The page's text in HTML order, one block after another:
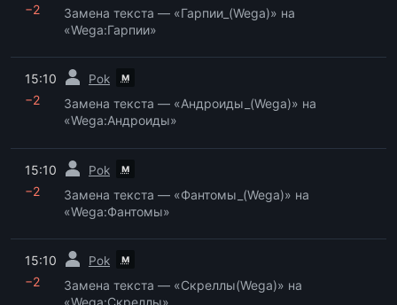
−2
Замена текста — «Гарпии_(Wega)» на
«Wega:Гарпии»
15:10 Pok м
−2
Замена текста — «Андроиды_(Wega)» на
«Wega:Андроиды»
15:10 Pok м
−2
Замена текста — «Фантомы_(Wega)» на
«Wega:Фантомы»
15:10 Pok м
−2
Замена текста — «Скреллы(Wega)» на
«Wega:Скреллы»